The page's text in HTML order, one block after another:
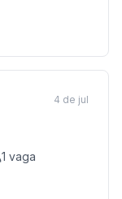
1 vaga
4 de jul